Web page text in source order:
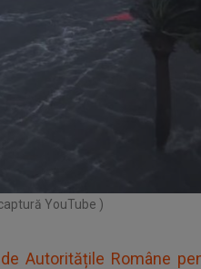
YouTube )
Autoritățile Române